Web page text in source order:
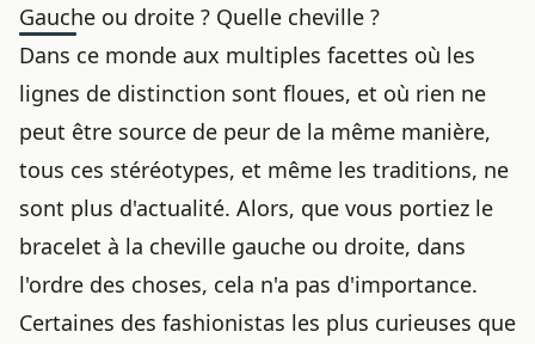
Gauche ou droite ? Quelle cheville ?
Dans ce monde aux multiples facettes où les
lignes de distinction sont floues, et où rien ne
peut être source de peur de la même manière,
tous ces stéréotypes, et même les traditions, ne
sont plus d'actualité. Alors, que vous portiez le
bracelet à la cheville gauche ou droite, dans
l'ordre des choses, cela n'a pas d'importance.
Certaines des fashionistas les plus curieuses que